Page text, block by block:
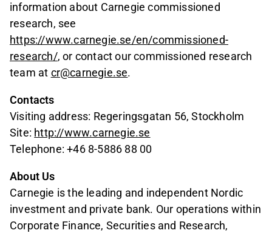
information about Carnegie commissioned
research, see
https://www.carnegie.se/en/commissioned-
research/, or contact our commissioned research
team at cr@carnegie.se.
Contacts
Visiting address: Regeringsgatan 56, Stockholm
Site: http://www.carnegie.se
Telephone: +46 8-5886 88 00
About Us
Carnegie is the leading and independent Nordic
investment and private bank. Our operations within
Corporate Finance, Securities and Research,